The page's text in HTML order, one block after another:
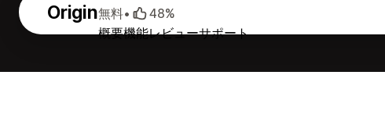
Origin
概要機能レビューサポート
無料• 48%